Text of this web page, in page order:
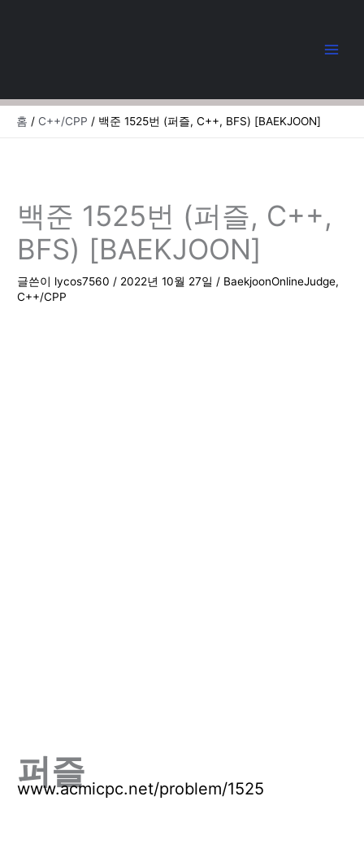
너
홈 C++/CPP 백준 1525번 (퍼즐, C++, BFS) [BAEKJOON]
백준 1525번 (퍼즐, C++,
BFS) [BAEKJOON]
글쓴이 lycos7560/ 2022년 10월 27일/ BaekjoonOnlineJudge,
C++/CPP
퍼즐
www.acmicpc.net/problem/1525